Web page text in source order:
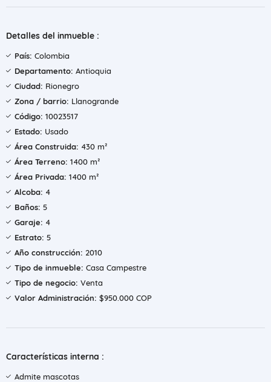
Detalles del inmueble :
País: Colombia
Departamento: Antioquia
Ciudad: Rionegro
Zona / barrio: Llanogrande
Código: 10023517
Estado: Usado
Área Construida: 430 m²
Área Terreno: 1400 m²
Área Privada: 1400 m²
Alcoba: 4
Baños: 5
Garaje: 4
Estrato: 5
Año construcción: 2010
Tipo de inmueble: Casa Campestre
Tipo de negocio: Venta
Valor Administración: $950.000 COP
Características interna :
Admite mascotas